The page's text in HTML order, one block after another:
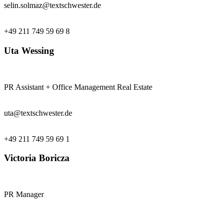
selin.solmaz@textschwester.de
+49 211 749 59 69 8
Uta Wessing
PR Assistant + Office Management Real Estate
uta@textschwester.de
+49 211 749 59 69 1
Victoria Boricza
PR Manager